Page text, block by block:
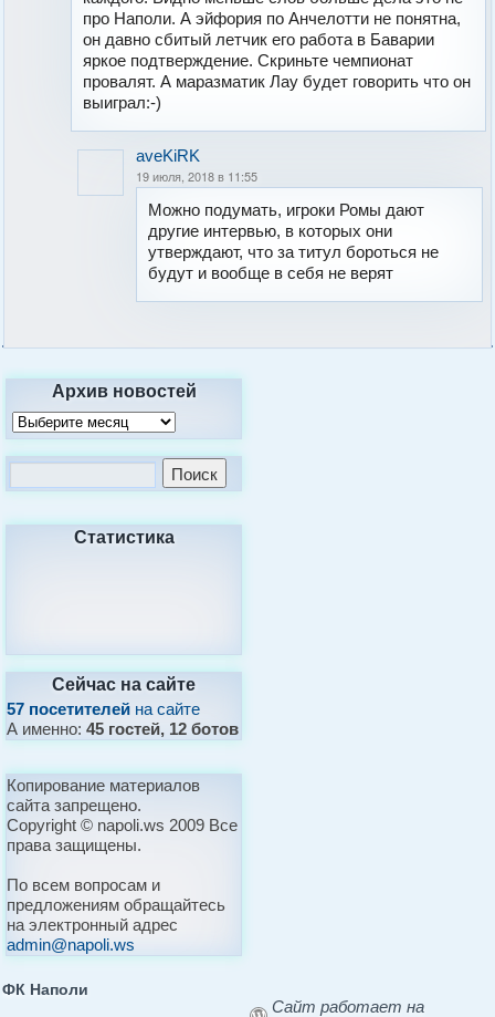
про Наполи. А эйфория по Анчелотти не понятна,
он давно сбитый летчик его работа в Баварии
яркое подтверждение. Скриньте чемпионат
провалят. А маразматик Лау будет говорить что он
выиграл:-)
aveKiRK
19 июля, 2018 в 11:55
Можно подумать, игроки Ромы дают
другие интервью, в которых они
утверждают, что за титул бороться не
будут и вообще в себя не верят
Архив новостей
Статистика
Сейчас на сайте
57 посетителей на сайте
А именно:45 гостей, 12 ботов
Копирование материалов
сайта запрещено.
Copyright © napoli.ws 2009 Все
права защищены.
По всем вопросам и
предложениям обращайтесь
на электронный адрес
admin@napoli.ws
ФК Наполи
Сайт работает на